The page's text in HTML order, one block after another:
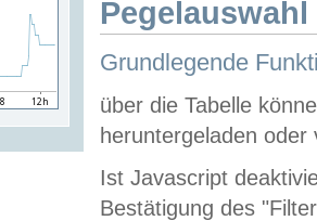
Grundlegende
über die Tabelle
heruntergeladen oder
Ist Javascript
Bestätigung des